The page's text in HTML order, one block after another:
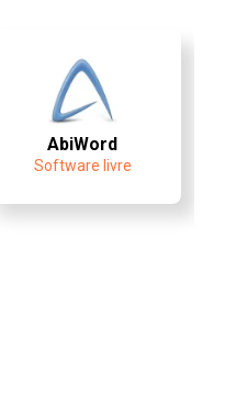
AbiWord
Software livre